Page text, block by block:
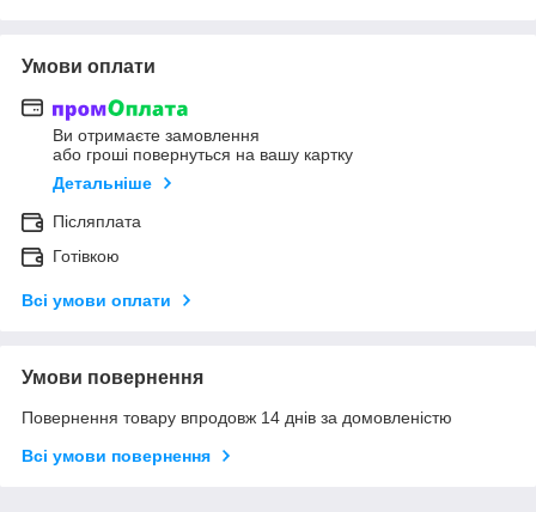
Умови оплати
Ви отримаєте замовлення
або гроші повернуться на вашу картку
Детальніше
Післяплата
Готівкою
Всі умови оплати
Умови повернення
Повернення товару впродовж 14 днів за домовленістю
Всі умови повернення